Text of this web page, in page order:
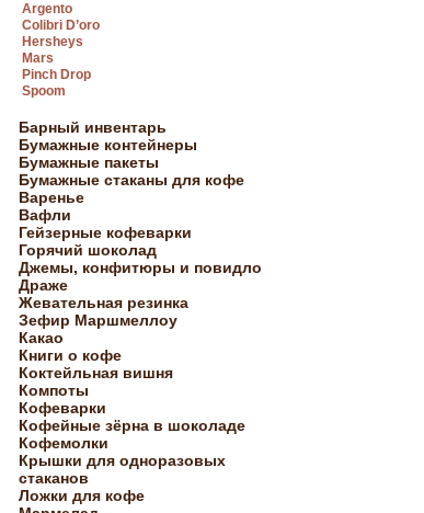
Argento
Colibri D’oro
Hersheys
Mars
Pinch Drop
Spoom
Барный инвентарь
Бумажные контейнеры
Бумажные пакеты
Бумажные стаканы для кофе
Варенье
Вафли
Гейзерные кофеварки
Горячий шоколад
Джемы, конфитюры и повидло
Драже
Жевательная резинка
Зефир Маршмеллоу
Какао
Книги о кофе
Коктейльная вишня
Компоты
Кофеварки
Кофейные зёрна в шоколаде
Кофемолки
Крышки для одноразовых
стаканов
Ложки для кофе